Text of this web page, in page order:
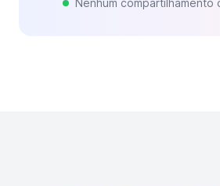
Nenhum compartilhamento